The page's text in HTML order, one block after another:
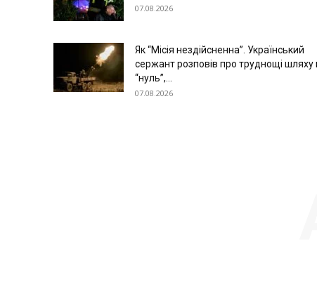
07.08.2026
Як “Місія нездійсненна”. Український
сержант розповів про труднощі шляху
“нуль”,...
07.08.2026